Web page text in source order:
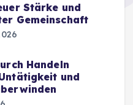
Stärke und
Gemeinschaft
Handeln
und